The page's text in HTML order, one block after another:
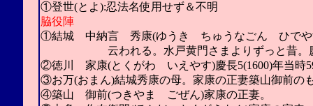
①登世(とよ):忍法名使用せず＆不明
脇役陣
①結城 中納言 秀康(ゆうき ちゅうなごん ひでや
云われる。水戸黄門さまよりずっと昔。慶長
②徳川 家康(とくがわ いえやす)慶長5(1600)年当時
③お万(おまん)結城秀康の母。家康の正妻築山御前の
④築山 御前(つきやま ごぜん)家康の正妻。